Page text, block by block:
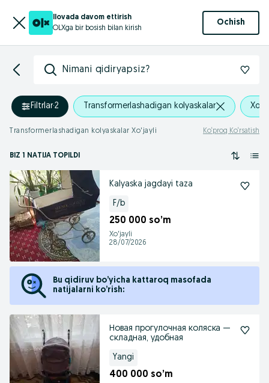
Ilovada davom ettirish
OLXga bir bosish bilan kirish
Ochish
Nimani qidiryapsiz?
Filtrlar·2 Transformerlashadigan kolyaskalar
Transformerlashadigan kolyaskalar Xo'jayli Ko‘proq Ko‘rsatish
BIZ 1 NATIJA TOPILDI
Kalyaska jagdayi taza
F/b
250 000 so’m
Xo'jayli
28/07/2026
Bu qidiruv bo’yicha kattaroq masofada
natijalarni ko’rish:
Новая прогулочная коляска —
складная, удобная
Yangi
400 000 so’m